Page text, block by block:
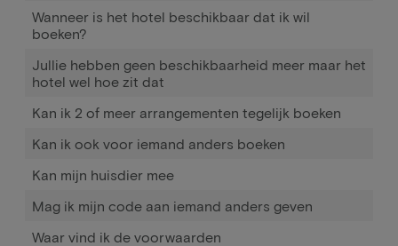
Wanneer is het hotel beschikbaar dat ik wil
boeken?
Jullie hebben geen beschikbaarheid meer maar het
hotel wel hoe zit dat
Kan ik 2 of meer arrangementen tegelijk boeken
Kan ik ook voor iemand anders boeken
Kan mijn huisdier mee
Mag ik mijn code aan iemand anders geven
Waar vind ik de voorwaarden